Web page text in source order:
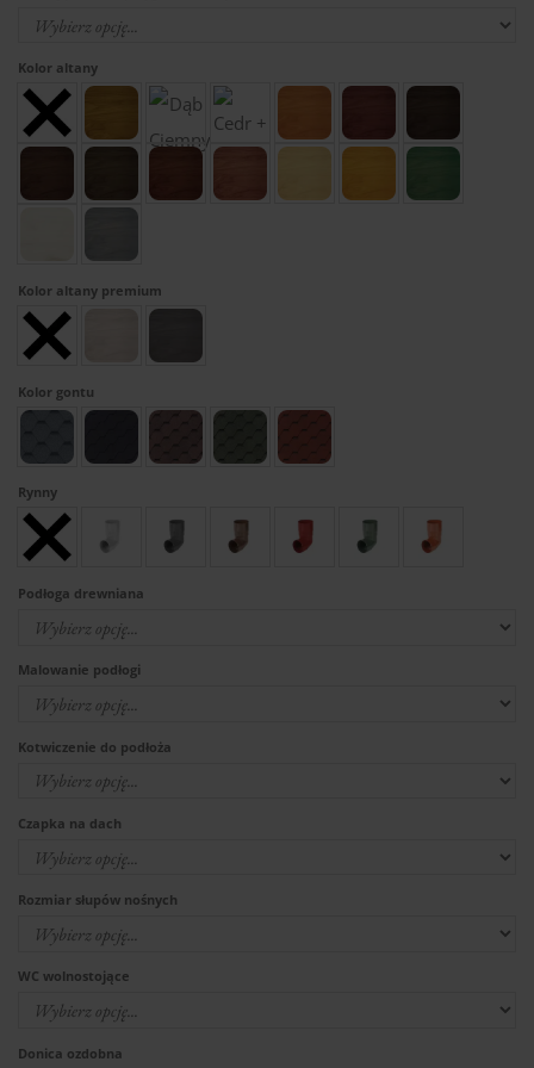
Kolor altany
Kolor altany premium
Kolor gontu
Rynny
Podłoga drewniana
Malowanie podłogi
Kotwiczenie do podłoża
Czapka na dach
Rozmiar słupów nośnych
WC wolnostojące
Donica ozdobna